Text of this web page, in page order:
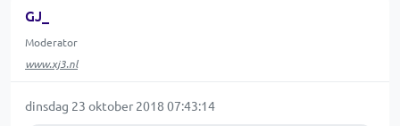
GJ_
Moderator
www.xj3.nl
dinsdag 23 oktober 2018 07:43:14